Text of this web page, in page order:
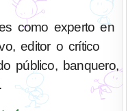
como experto en
editor o crítico
público, banquero,